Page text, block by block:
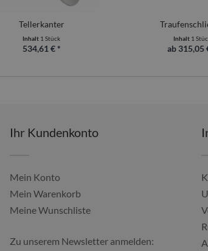
Tellerkanter
Inhalt 1 Stück
534,61 € *
Inhalt 1
ab 315,05
Ihr Kundenkonto
Mein Konto
Mein Warenkorb
Meine Wunschliste
Zu unserem Newsletter anmelden: